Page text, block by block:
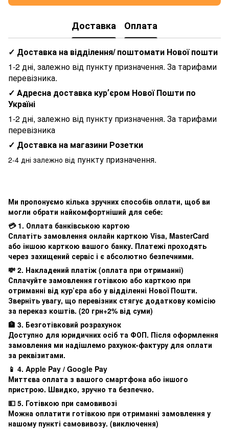
Доставка Оплата
✓ Доставка на відділення/ поштомати Нової пошти
1-2 дні, залежно від пункту призначення. За тарифами
перевізника.
✓ Адресна доставка курʼєром Нової Пошти по
Україні
1-2 дні, залежно від пункту призначення. За тарифами
перевізника
✓ Доставка на магазини Розетки
2-4 дні залежно від пункту призначення.
Ми пропонуємо кілька зручних способів оплати, щоб ви
могли обрати найкомфортніший для себе:
💳 1. Оплата банківською картою
Сплатіть замовлення онлайн карткою Visa, MasterCard
або іншою карткою вашого банку. Платежі проходять
через захищений сервіс і є абсолютно безпечними.
💸 2. Накладений платіж (оплата при отриманні)
Сплачуйте замовлення готівкою або карткою при
отриманні від кур’єра або у відділенні Нової Пошти.
Зверніть увагу, що перевізник стягує додаткову комісію
за переказ коштів. (20 грн+2% від суми)
🏦 3. Безготівковий розрахунок
Доступно для юридичних осіб та ФОП. Після оформлення
замовлення ми надішлемо рахунок-фактуру для оплати
за реквізитами.
📱 4. Apple Pay / Google Pay
Миттєва оплата з вашого смартфона або іншого
пристрою. Швидко, зручно та безпечно.
💵 5. Готівкою при самовивозі
Можна оплатити готівкою при отриманні замовлення у
нашому пункті самовивозу. (виключення)